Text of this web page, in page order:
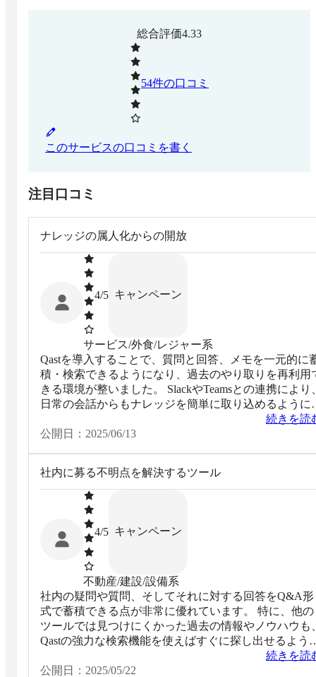
総合評価4.33
54件の口コミ
このサービスの口コミを書く
注目口コミ
ナレッジの属人化からの開放
4/5 キャンペーン
サービス/外食/レジャー系
Qastを導入することで、質問と回答、メモを一元的に
積・検索できるようになり、過去のやり取りを再利用
きる環境が整いました。 SlackやTeamsとの連携により
日常の会話からもナレッジを簡単に取り込めるように
続きを読
公開日： 2025/06/13
社内に募る不明点を解決するツール
4/5 キャンペーン
不動産/建設/設備系
社内の疑問や質問、そしてそれに対する回答をQ&A形
式で蓄積できる点が非常に優れています。 特に、他の
ツールでは見つけにくかった過去の情報やノウハウも
Qastの強力な検索機能を使えばすぐに探し出せるよう
なりました。 曖昧なキーワードや言葉尻が違っていて
も関連性の高い情報が表示されるため、従業員自身が
続きを読
公開日： 2025/05/22